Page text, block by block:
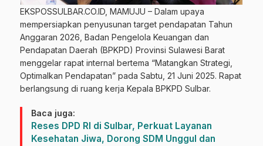
EKSPOSSULBAR.CO.ID, MAMUJU – Dalam upaya
mempersiapkan penyusunan target pendapatan Tahun
Anggaran 2026, Badan Pengelola Keuangan dan
Pendapatan Daerah (BPKPD) Provinsi Sulawesi Barat
menggelar rapat internal bertema “Matangkan Strategi,
Optimalkan Pendapatan” pada Sabtu, 21 Juni 2025. Rapat
berlangsung di ruang kerja Kepala BPKPD Sulbar.
Baca juga:
Reses DPD RI di Sulbar, Perkuat Layanan
Kesehatan Jiwa, Dorong SDM Unggul dan